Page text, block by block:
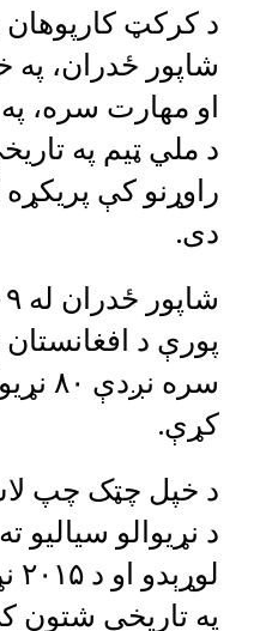
د کرکټ
شاپور ځدران، په
او مهارت سره،
د ملي ټیم په
راوړنو کې
دی.
پورې د
سره
کړې.
د خپل چټک چپ
د نړیوالو سیالیو
په تاریخي شتون